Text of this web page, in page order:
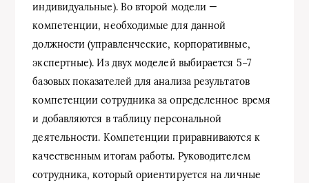
индивидуальные). Во второй модели —
компетенции, необходимые для данной
должности (управленческие, корпоративные,
экспертные). Из двух моделей выбирается 5−7
базовых показателей для анализа результатов
компетенции сотрудника за определенное время
и добавляются в таблицу персональной
деятельности. Компетенции приравниваются к
качественным итогам работы. Руководителем
сотрудника, который ориентируется на личные